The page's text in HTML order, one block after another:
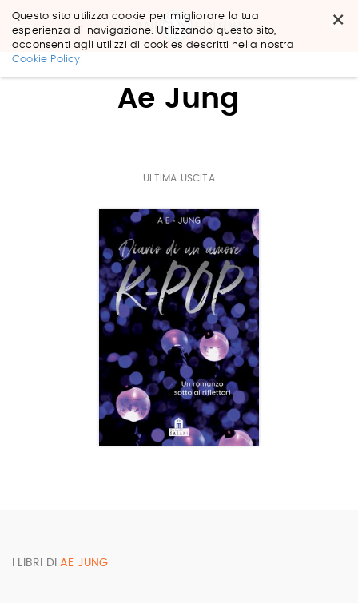
×
Questo sito utilizza cookie per migliorare la tua
esperienza di navigazione. Utilizzando questo sito,
acconsenti agli utilizzi di cookies descritti nella nostra
Cookie Policy.
Salta
Ae Jung
ULTIMA USCITA
I LIBRI DIAE JUNG